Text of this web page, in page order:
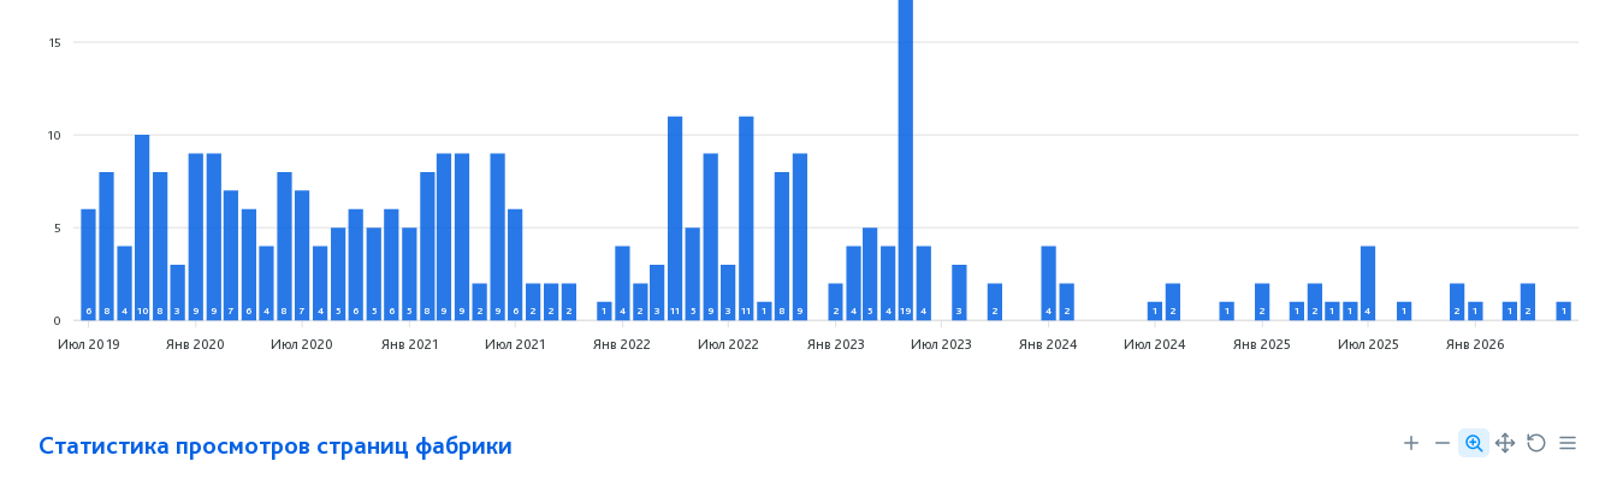
15
10
5
0
6 8 4 10 8 3 9 9 7 6 4 8 7 4 5 6 5 6 5 8 9 9 2 9 6 2 2 2 1 4 2 3 11 5 9 3 11 1 8 9 2 4 5 4 19 4 3 2 4 2 1 2 1 2 1 2 1 1 4 1 2 1 1 2 1
Июл 2019 Янв 2020 Июл 2020 Янв 2021 Июл 2021 Янв 2022 Июл 2022 Янв 2023 Июл 2023 Янв 2024 Июл 2024 Янв 2025 Июл 2025 Янв 2026
Статистика просмотров страниц фабрики